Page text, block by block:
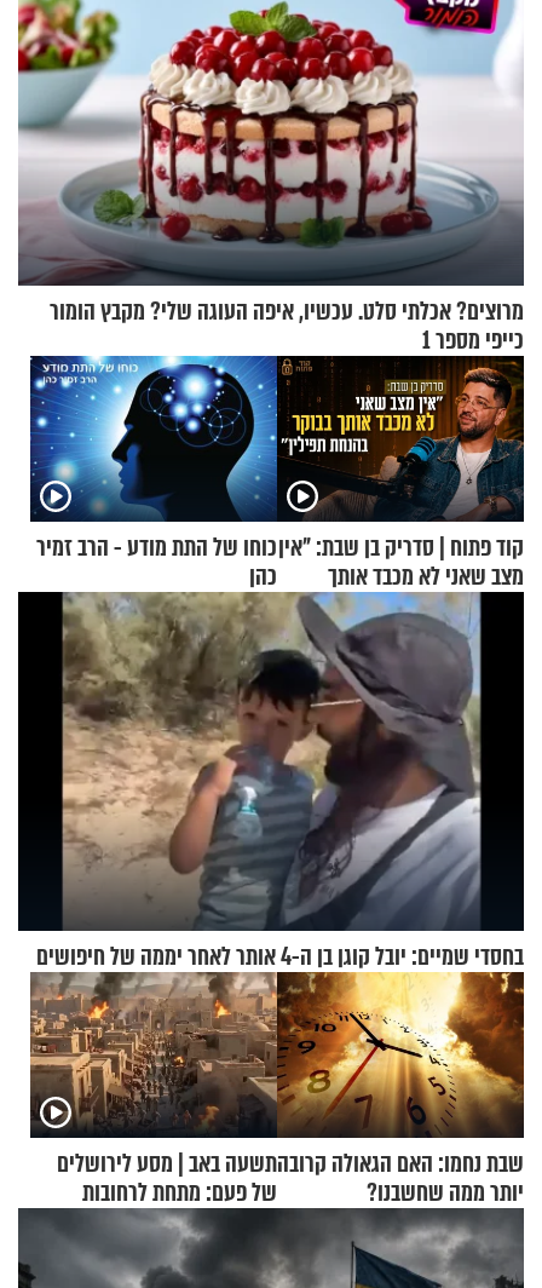
מרוצים? אכלתי סלט. עכשיו, איפה העוגה שלי? מקבץ הומור
כייפי מספר 1
קוד פתוח | סדריק בן שבת: "אין
מצב שאני לא מכבד אותך
בבוקר בהנחת תפילין"
כוחו של התת מודע - הרב זמיר
כהן
בחסדי שמיים: יובל קוגן בן ה-4 אותר לאחר יממה של חיפושים
שבת נחמו: האם הגאולה קרובה
יותר ממה שחשבנו?
תשעה באב | מסע לירושלים
של פעם: מתחת לרחובות
ירושלים